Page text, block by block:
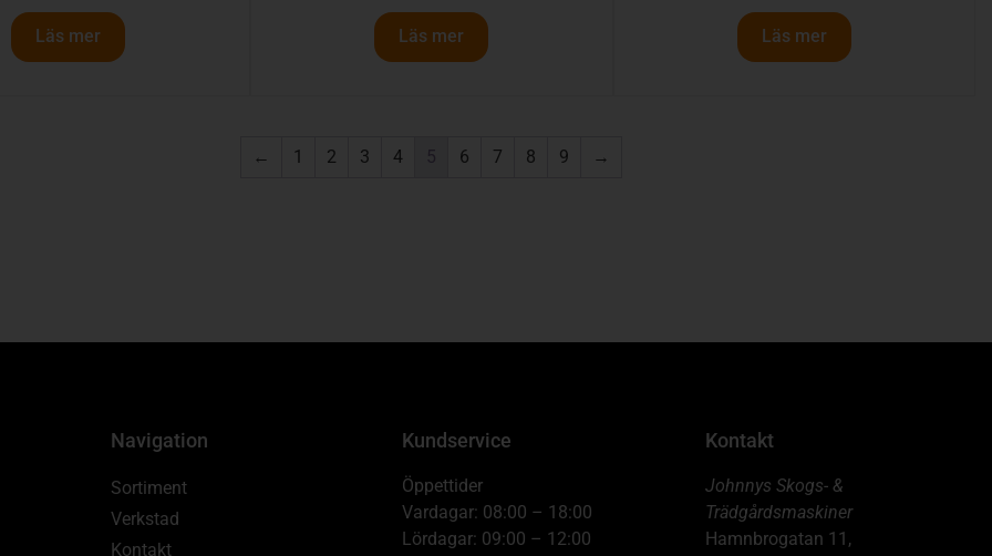
Läs mer Läs mer Läs mer
← 1 2 3 4 5 6 7 8 9 →
Navigation
Sortiment
Verkstad
Kontakt
Kundservice
Öppettider
Vardagar: 08:00 – 18:00
Lördagar: 09:00 – 12:00
Kontakt
Johnnys Skogs- &
Trädgårdsmaskiner
Hamnbrogatan 11,